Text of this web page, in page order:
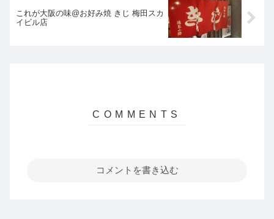
これが大阪の味@お好み焼 きじ 梅田スカ
イビル店
コメントを書き込む